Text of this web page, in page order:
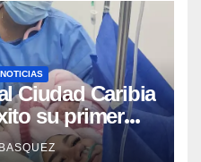
NOTICIAS
Ciudad Caribia
su primer